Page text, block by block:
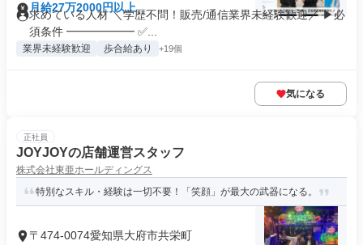
月給27万2000円以上
求めている人材 ＼学歴不問！販売/通信業界未経験歓迎／ ▶必
須条件 ━━━━━━ ✅...
業界未経験歓迎 歩合給あり +19個
気になる
正社員
JOYJOYの店舗運営スタッフ
株式会社東亜ホールディングス
特別なスキル・経験は一切不要！「笑顔」が最大の武器になる。
〒474-0074愛知県大府市共栄町